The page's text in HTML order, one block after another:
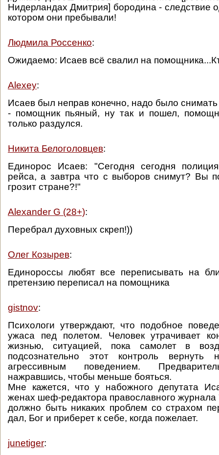
Нидерландах Дмитрия] бородина - следствие
котором они пребывали!
Людмила Россенко:
Ожидаемо: Исаев всё свалил на
Alexey:
Исаев был неправ конечно, надо было снимать
- помощник пьяный, ну так и пошел,
только раздулся.
Никита Белоголовцев:
Единорос Исаев: "Сегодня сегодня
рейса, а завтра что с выборов снимут? Вы
грозит стране?!"
Alexander G (28+):
Перебрал духовных скреп!))
Олег Козырев:
Единороссы любят все переписывать на
претензию переписал на помощника
gistnov:
Психологи утверждают, что подобное
ужаса пед полетом. Человек утрачивает
жизнью, ситуацией, пока самолет в
подсознательно этот контроль вернуть
агрессивным поведением.
нажравшись, чтобы меньше бояться.
Мне кажется, что у набожного депутата
женах шеф-редактора православного
должно быть никаких проблем со страхом
дал, Бог и приберет к себе, когда пожелает.
junetiger: